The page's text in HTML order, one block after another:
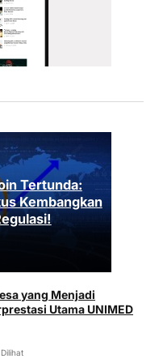
Tertunda:
Kembangkan
yang Menjadi
Utama UNIMED